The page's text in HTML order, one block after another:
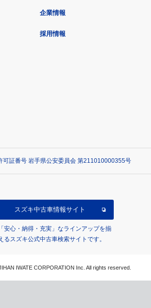
企業情報
採用情報
可証番号 岩手県公安委員会 第211010000355号
スズキ中古車情報サイト
「安心・納得・充実」なラインアップを揃
るスズキ公式中古車検索サイトです。
IWATE CORPORATION Inc. All rights reserved.